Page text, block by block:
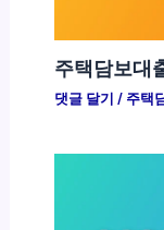
주택담보대
댓글 달기 / 주택